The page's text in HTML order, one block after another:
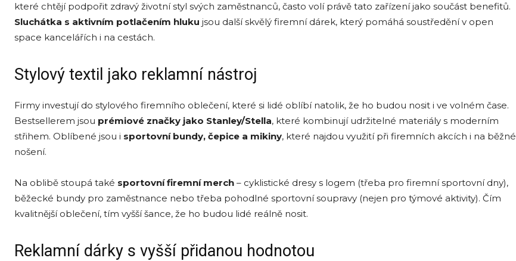
které chtějí podpořit zdravý životní styl svých zaměstnanců, často volí právě tato zařízení jako součást benefitů.
Sluchátka s aktivním potlačením hluku jsou další skvělý firemní dárek, který pomáhá soustředění v open
space kancelářích i na cestách.
Stylový textil jako reklamní nástroj
Firmy investují do stylového firemního oblečení, které si lidé oblíbí natolik, že ho budou nosit i ve volném čase.
Bestsellerem jsou prémiové značky jako Stanley/Stella, které kombinují udržitelné materiály s moderním
střihem. Oblíbené jsou i sportovní bundy, čepice a mikiny, které najdou využití při firemních akcích i na běžné
nošení.
Na oblibě stoupá také sportovní firemní merch – cyklistické dresy s logem (třeba pro firemní sportovní dny),
běžecké bundy pro zaměstnance nebo třeba pohodlné sportovní soupravy (nejen pro týmové aktivity). Čím
kvalitnější oblečení, tím vyšší šance, že ho budou lidé reálně nosit.
Reklamní dárky s vyšší přidanou hodnotou